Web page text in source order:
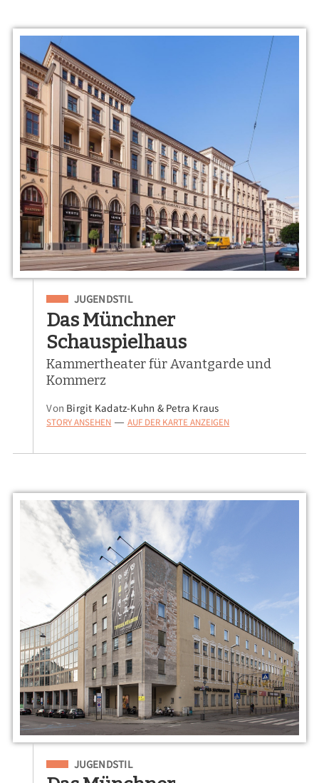
Eingeordnet unter
JUGENDSTIL
Das Münchner
Schauspielhaus
Kammertheater für Avantgarde und
Kommerz
Von Birgit Kadatz-Kuhn & Petra Kraus
STORY ANSEHEN — AUF DER KARTE ANZEIGEN
Eingeordnet unter
JUGENDSTIL